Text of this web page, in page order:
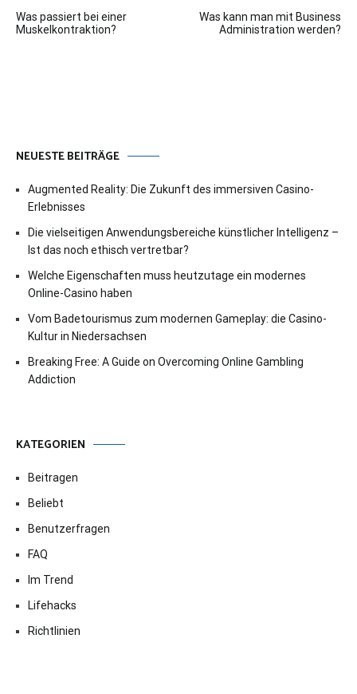
Was passiert bei einer
Muskelkontraktion?
Was kann man mit Business
Administration werden?
NEUESTE BEITRÄGE
Augmented Reality: Die Zukunft des immersiven Casino-
Erlebnisses
Die vielseitigen Anwendungsbereiche künstlicher Intelligenz –
Ist das noch ethisch vertretbar?
Welche Eigenschaften muss heutzutage ein modernes
Online-Casino haben
Vom Badetourismus zum modernen Gameplay: die Casino-
Kultur in Niedersachsen
Breaking Free: A Guide on Overcoming Online Gambling
Addiction
KATEGORIEN
Beitragen
Beliebt
Benutzerfragen
FAQ
Im Trend
Lifehacks
Richtlinien